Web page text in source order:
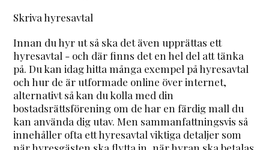
Skriva hyresavtal
Innan du hyr ut så ska det även upprättas ett
hyresavtal - och där finns det en hel del att tänka
på. Du kan idag hitta många exempel på hyresavtal
och hur de är utformade online över internet,
alternativt så kan du kolla med din
bostadsrättsförening om de har en färdig mall du
kan använda dig utav. Men sammanfattningsvis så
innehåller ofta ett hyresavtal viktiga detaljer som
när hyresgästen ska flytta in, när hyran ska betalas